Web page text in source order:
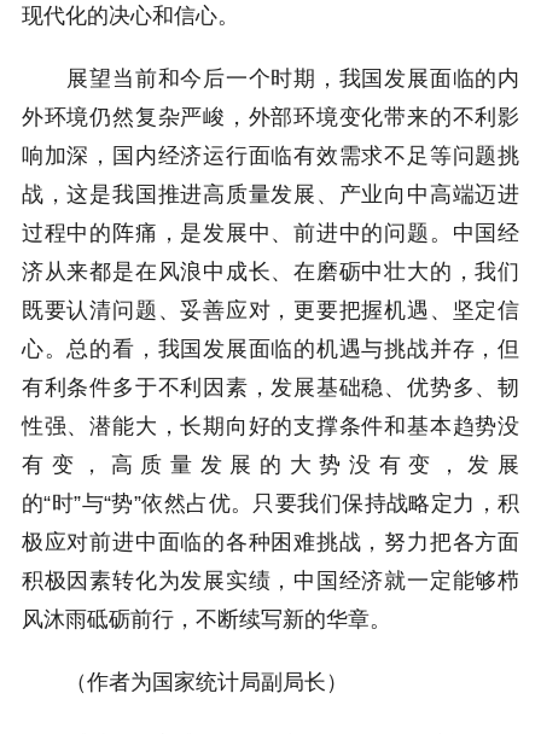
现代化的决心和信心。
展望当前和今后一个时期，我国发展面临的内
外环境仍然复杂严峻，外部环境变化带来的不利影
响加深，国内经济运行面临有效需求不足等问题挑
战，这是我国推进高质量发展、产业向中高端迈进
过程中的阵痛，是发展中、前进中的问题。中国经
济从来都是在风浪中成长、在磨砺中壮大的，我们
既要认清问题、妥善应对，更要把握机遇、坚定信
心。总的看，我国发展面临的机遇与挑战并存，但
有利条件多于不利因素，发展基础稳、优势多、韧
性强、潜能大，长期向好的支撑条件和基本趋势没
有变，高质量发展的大势没有变，发展
的“时”与“势”依然占优。只要我们保持战略定力，积
极应对前进中面临的各种困难挑战，努力把各方面
积极因素转化为发展实绩，中国经济就一定能够栉
风沐雨砥砺前行，不断续写新的华章。
（作者为国家统计局副局长）